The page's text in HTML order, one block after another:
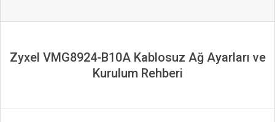
Zyxel VMG8924-B10A Kablosuz Ağ Ayarları ve
Kurulum Rehberi